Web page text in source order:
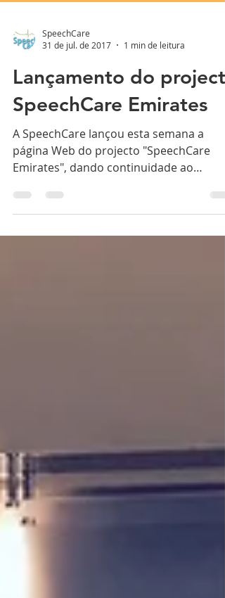
SpeechCare
31 de jul. de 2017
1 min de leitura
Lançamento do projecto
SpeechCare Emirates
A SpeechCare lançou esta semana a
trabalho que realiza nos Emirados...